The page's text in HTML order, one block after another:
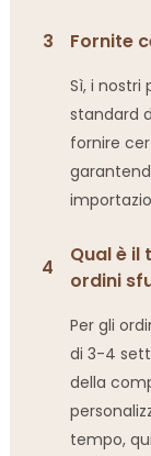
3 Fornite
Sì, i nostri
standard
fornire
4
Qual è il
ordini
Per gli
di 3-4
della
tempo,